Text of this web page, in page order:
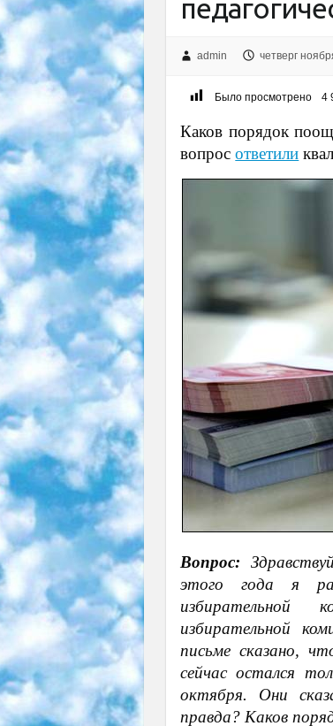
admin четверг
Было просмотрено 4
Каков порядок
вопросответили
Вопрос:
этого года я
избирательной
избирательной
письме сказано,
сейчас остался
октября. Они
правда? Каков